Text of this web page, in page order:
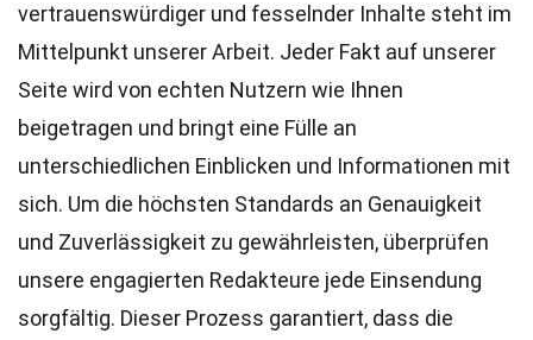
vertrauenswürdiger und fesselnder Inhalte steht im
Mittelpunkt unserer Arbeit. Jeder Fakt auf unserer
Seite wird von echten Nutzern wie Ihnen
beigetragen und bringt eine Fülle an
unterschiedlichen Einblicken und Informationen mit
sich. Um die höchsten Standards an Genauigkeit
und Zuverlässigkeit zu gewährleisten, überprüfen
unsere engagierten Redakteure jede Einsendung
sorgfältig. Dieser Prozess garantiert, dass die